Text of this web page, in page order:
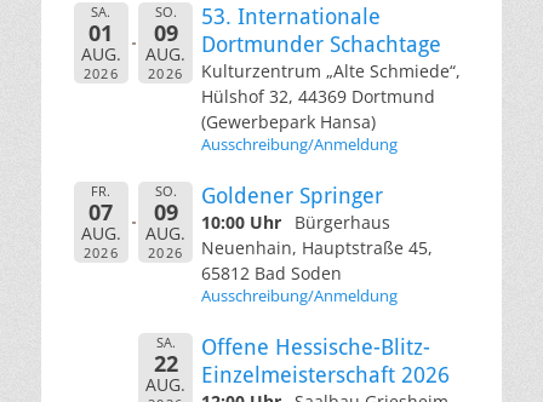
SA.
01
AUG.
2026
SO.
09
AUG.
2026
53. Internationale
Dortmunder Schachtage
Kulturzentrum „Alte Schmiede“,
Hülshof 32, 44369 Dortmund
(Gewerbepark Hansa)
Ausschreibung/Anmeldung
FR.
07
AUG.
2026
SO.
09
AUG.
2026
Goldener Springer
10:00 Uhr
Bürgerhaus
Neuenhain, Hauptstraße 45,
65812 Bad Soden
Ausschreibung/Anmeldung
SA.
22
AUG.
Offene Hessische-Blitz-
Einzelmeisterschaft 2026